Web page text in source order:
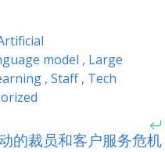
model , Large
, Staff , Tech
的裁员和客户服务危机